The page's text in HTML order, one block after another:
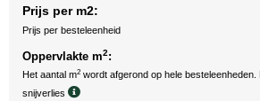
Prijs per m2:
Prijs per besteleenheid
Oppervlakte m2:
Het aantal m2 wordt afgerond op hele
snijverlies